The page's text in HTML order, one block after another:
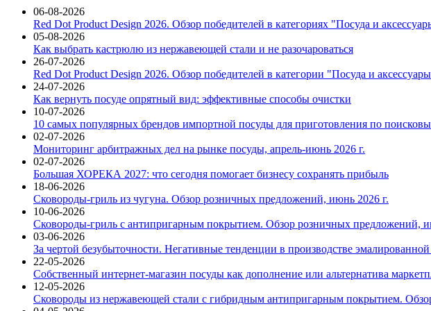
06-08-2026
Red Dot Product Design 2026. Обзор победителей в категориях "Посуда и
05-08-2026
Как выбрать кастрюлю из нержавеющей стали и не разочароваться
26-07-2026
Red Dot Product Design 2026. Обзор победителей в категории "Посуда и
24-07-2026
Как вернуть посуде опрятный вид: эффективные способы очистки
10-07-2026
10 самых популярных брендов импортной посуды для приготовления по
02-07-2026
Мониторинг арбитражных дел на рынке посуды, апрель-июнь 2026 г.
02-07-2026
Большая ХОРЕКА 2027: что сегодня помогает бизнесу сохранять прибыль
18-06-2026
Сковороды-гриль из чугуна. Обзор розничных предложений, июнь 2026 г.
10-06-2026
Сковороды-гриль с антипригарным покрытием. Обзор розничных предложений,
03-06-2026
За чертой безубыточности. Негативные тенденции в производстве
22-05-2026
Собственный интернет-магазин посуды как дополнение или альтернатива
12-05-2026
Сковороды из нержавеющей стали с гибридным антипригарным покрытием.